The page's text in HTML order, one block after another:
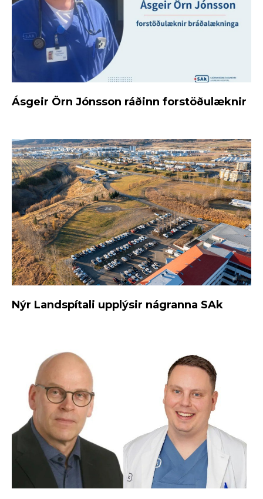
Ásgeir Örn Jónsson ráðinn forstöðulæknir
Nýr Landspítali upplýsir nágranna SAk